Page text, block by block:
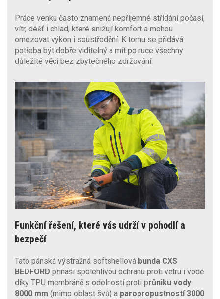
Práce venku často znamená nepříjemné střídání počasí,
vítr, déšť i chlad, které snižují komfort a mohou
omezovat výkon i soustředění. K tomu se přidává
potřeba být dobře viditelný a mít po ruce všechny
důležité věci bez zbytečného zdržování.
Funkční řešení, které vás udrží v pohodlí a
bezpečí
Tato pánská výstražná softshellová bunda CXS
BEDFORD přináší spolehlivou ochranu proti větru i vodě
díky TPU membráně s odolností proti průniku vody
8000 mm (mimo oblast švů) a paropropustností 3000